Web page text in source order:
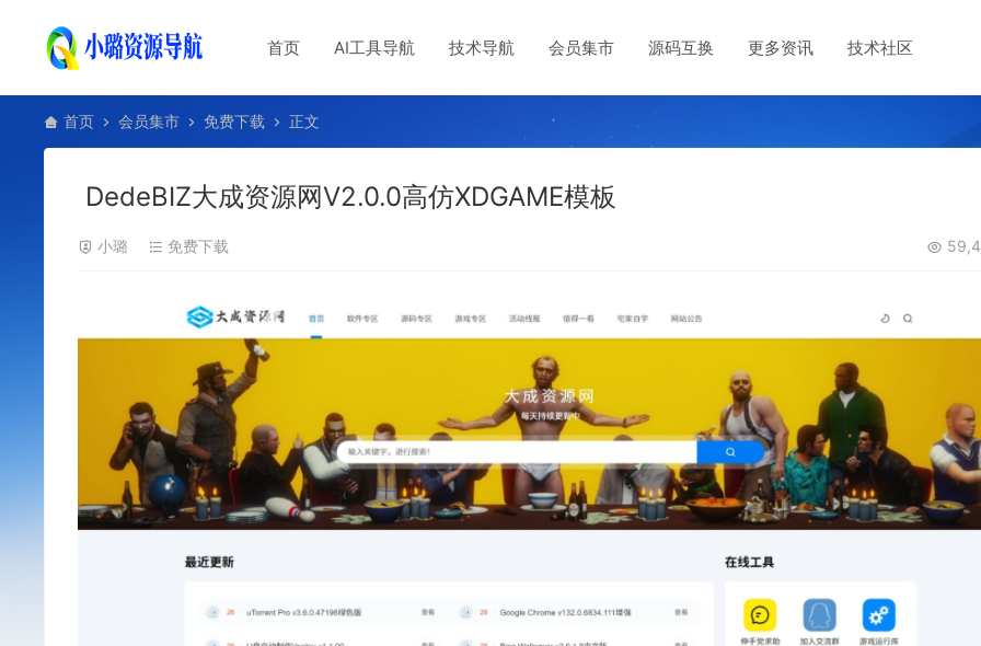
首页 AI工具导航 技术导航 会员集市 源码互换 更多资讯 技术社区
首页 会员集市 免费下载 正文
DedeBIZ大成资源网V2.0.0高仿XDGAME模板
小璐 免费下载